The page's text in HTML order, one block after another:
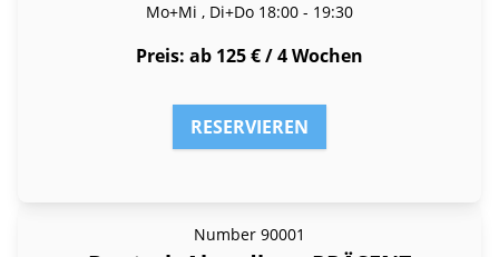
Mo+Mi , Di+Do 18:00 - 19:30
Preis ab 125 € / 4 Wochen
RESERVIEREN
Number 90001